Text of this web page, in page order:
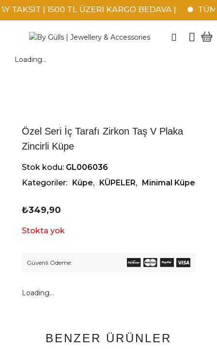
TAKSİT | 1500 TL ÜZERİ KARGO BEDAVA | TÜM
Loading...
Özel Seri İç Tarafı Zirkon Taş V Plaka
Zincirli Küpe
Stok kodu: GL006036
Kategoriler: Küpe, KÜPELER, Minimal Küpe
₺349,90
Stokta yok
Güvenli Ödeme:
Loading...
BENZER ÜRÜNLER